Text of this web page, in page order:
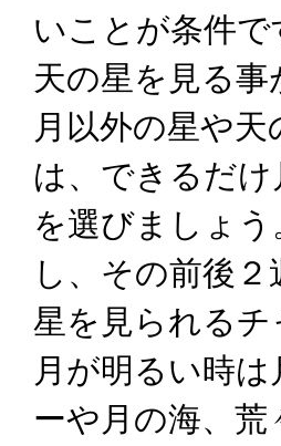
いことが条件
天の星を見る
月以外の星や
は、できるだ
を選びましょ
し、その前後
星を見られるチ
月が明るい時
ーや月の海、